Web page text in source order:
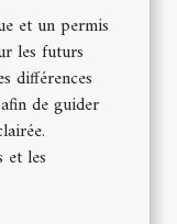
et un permis
les futurs
différences
de guider
et les